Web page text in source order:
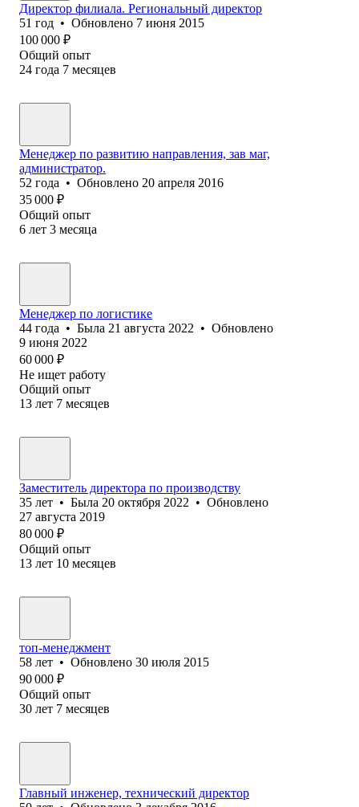
Директор филиала. Региональный директор
51 год • Обновлено 7 июня 2015
100 000 ₽
Общий опыт
24 года 7 месяцев
Менеджер по развитию направления, зав маг,
администратор.
52 года • Обновлено 20 апреля 2016
35 000 ₽
Общий опыт
6 лет 3 месяца
Менеджер по логистике
44 года • Была 21 августа 2022 • Обновлено
9 июня 2022
60 000 ₽
Не ищет работу
Общий опыт
13 лет 7 месяцев
Заместитель директора по производству
35 лет • Была 20 октября 2022 • Обновлено
27 августа 2019
80 000 ₽
Общий опыт
13 лет 10 месяцев
топ-менеджмент
58 лет • Обновлено 30 июля 2015
90 000 ₽
Общий опыт
30 лет 7 месяцев
Главный инженер, технический директор